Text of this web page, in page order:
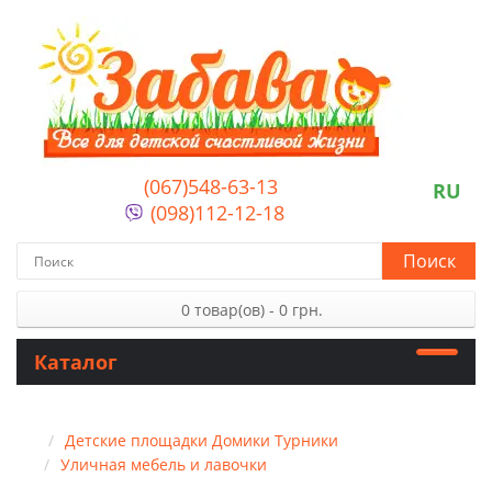
(067)548-63-13
(098)112-12-18
RU
Поиск
0 товар(ов) - 0 грн.
Каталог
Детские площадки Домики Турники
Уличная мебель и лавочки